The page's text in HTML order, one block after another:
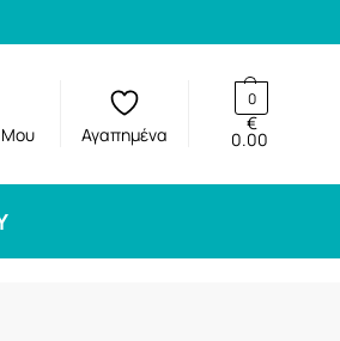
Μου Αγαπημένα 0.00
€
0